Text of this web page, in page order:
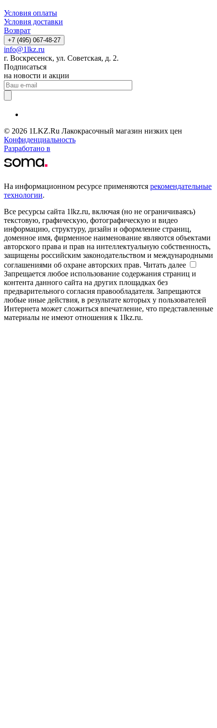
Условия оплаты
Условия доставки
Возврат
+7 (495) 067-48-27
info@1lkz.ru
г. Воскресенск, ул. Советская, д. 2.
Подписаться
на новости и акции
© 2026 1LKZ.Ru Лакокрасочный магазин низких цен
Конфиденциальность
Разработано в
На информационном ресурсе применяются рекомендательные
технологии.
Все ресурсы сайта 1lkz.ru, включая (но не ограничиваясь)
текстовую, графическую, фотографическую и видео
информацию, структуру, дизайн и оформление страниц,
доменное имя, фирменное наименование являются объектами
авторского права и прав на интеллектуальную собственность,
защищены российским законодательством и международными
соглашениями об охране авторских прав. Читать далее
Запрещается любое использование содержания страниц и
контента данного сайта на других площадках без
предварительного согласия правообладателя. Запрещаются
любые иные действия, в результате которых у пользователей
Интернета может сложиться впечатление, что представленные
материалы не имеют отношения к 1lkz.ru.